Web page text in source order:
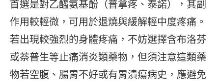
首選是對乙醯氨基酚（普拿疼、泰諾），其副
作用較輕微，可用於退燒與緩解輕中度疼痛。
若出現較強烈的身體疼痛，不妨選擇含布洛芬
或萘普生等止痛消炎類藥物，但須注意這類藥
物若空腹、腸胃不好或有胃潰瘍病史，應避免